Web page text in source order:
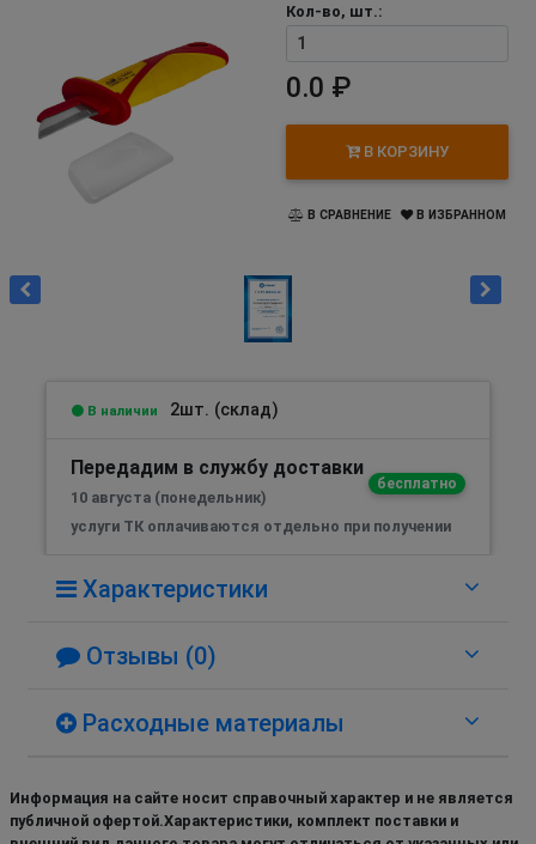
Кол-во, шт.:
0.0 ₽
В КОРЗИНУ
В СРАВНЕНИЕ В ИЗБРАННОМ
В наличии 2шт. (склад)
Передадим в службу доставки
бесплатно
10 августа (понедельник)
услуги ТК оплачиваются отдельно при получении
Характеристики
Отзывы (0)
Расходные материалы
Информация на сайте носит справочный характер и не является
публичной офертой.Характеристики, комплект поставки и